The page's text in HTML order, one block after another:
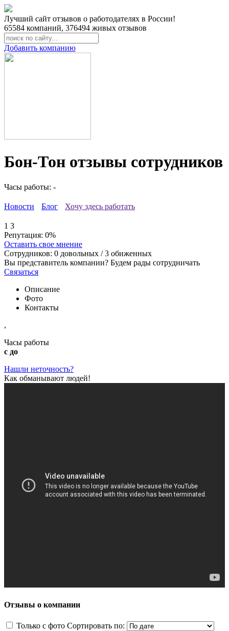
Лучший сайт отзывов о работодателях в России!
65584 компаний, 376494 живых отзывов
Добавить компанию
Бон-Тон отзывы сотрудников
Часы работы: -
Новости Блог Хочу здесь работать
1 3
Репутация: 0%
Оставить свое мнение
Сотрудников: 0 довольных /3 обиженных
Вы представитель компании? Будем рады сотрудничать
Связаться
Описание
Фото
Контакты
,
Часы работы
с до
Нашли неточность?
Как обманывают людей!
Отзывы о компании
Только с фото Сортировать по: